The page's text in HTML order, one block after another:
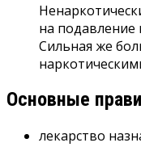
на подавление
Сильная же
Основные
лекарство